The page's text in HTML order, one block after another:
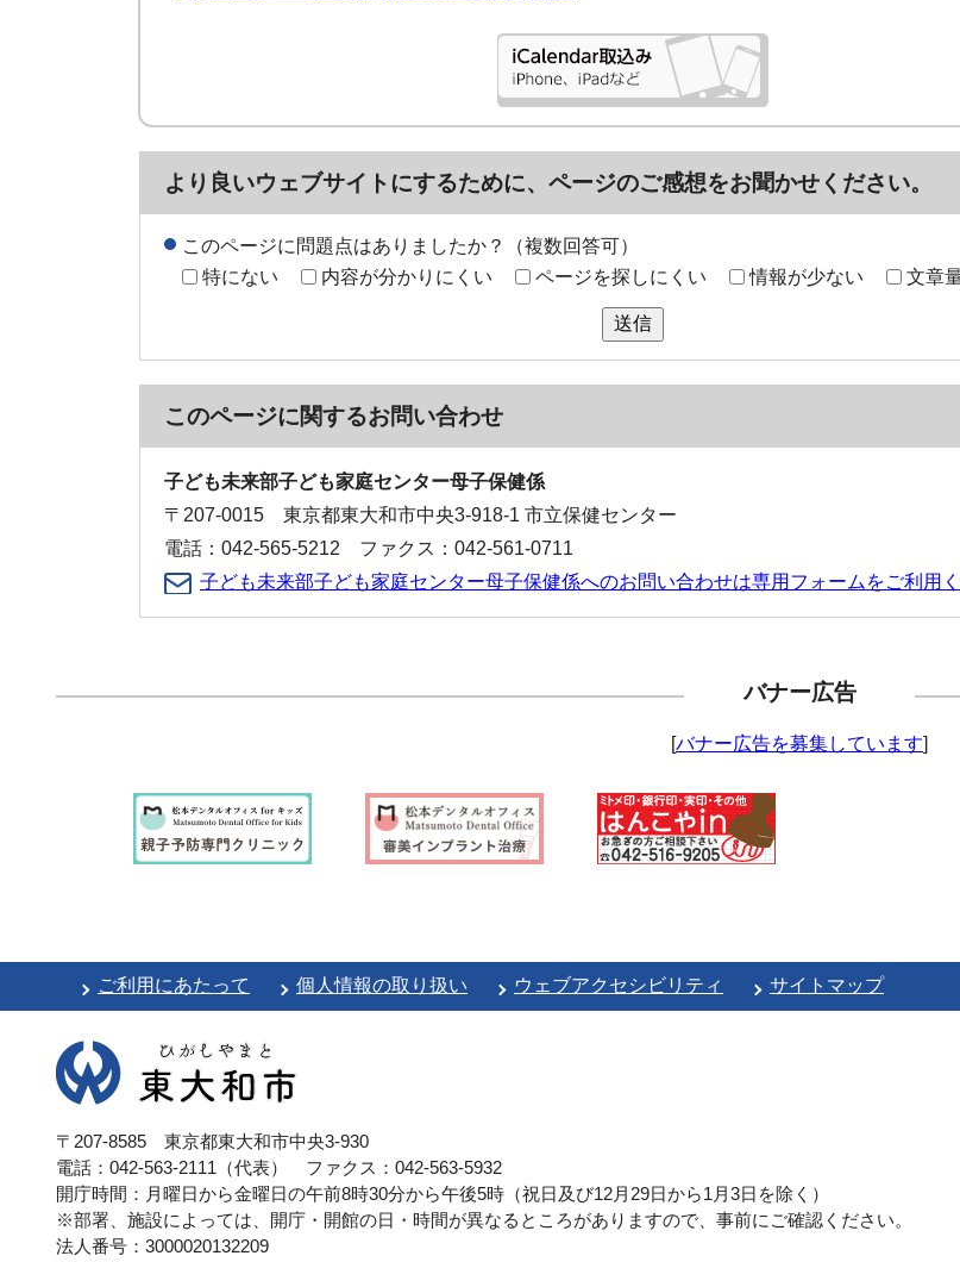
より良いウェブサイトにするために、ページのご感想をお聞かせください。
このページに問題点はありましたか？（複数回答可）
特にない
内容が分かりにくい ページを探しにくい 情報が少ない 文章
送信
このページに関するお問い合わせ
子ども未来部子ども家庭センター母子保健係
〒207-0015 東京都東大和市中央3-918-1 市立保健センター
電話：042-565-5212 ファクス：042-561-0711
子ども未来部子ども家庭センター母子保健係へのお問い合わせは専用フォームをご利用く
バナー広告
[バナー広告を募集しています]
ご利用にあたって 個人情報の取り扱い ウェブアクセシビリティ サイトマップ
〒207-8585 東京都東大和市中央3-930
電話：042-563-2111（代表） ファクス：042-563-5932
開庁時間：月曜日から金曜日の午前8時30分から午後5時（祝日及び12月29日から1月3日を除く）
※部署、施設によっては、開庁・開館の日・時間が異なるところがありますので、事前にご確認ください。
法人番号：3000020132209